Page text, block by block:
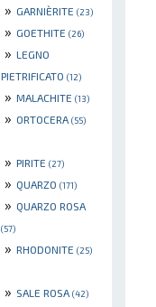
» GARNIÈRITE (23)
» GOETHITE (26)
» LEGNO
PIETRIFICATO (12)
» MALACHITE (13)
» ORTOCERA (55)
» PIRITE (27)
» QUARZO (171)
» QUARZO ROSA
(57)
» RHODONITE (25)
» SALE ROSA (42)